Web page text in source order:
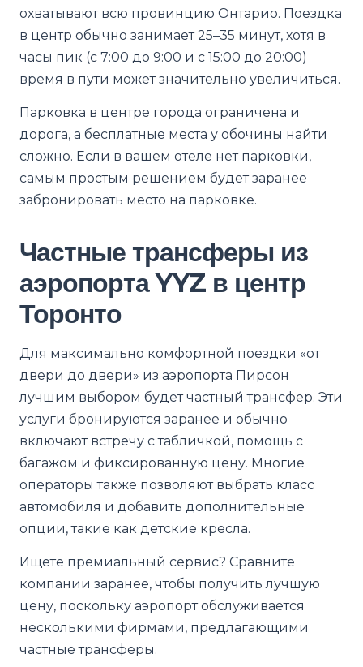
охватывают всю провинцию Онтарио. Поездка
в центр обычно занимает 25–35 минут, хотя в
часы пик (с 7:00 до 9:00 и с 15:00 до 20:00)
время в пути может значительно увеличиться.
Парковка в центре города ограничена и
дорога, а бесплатные места у обочины найти
сложно. Если в вашем отеле нет парковки,
самым простым решением будет заранее
забронировать место на парковке.
Частные трансферы из
аэропорта YYZ в центр
Торонто
Для максимально комфортной поездки «от
двери до двери» из аэропорта Пирсон
лучшим выбором будет частный трансфер. Эти
услуги бронируются заранее и обычно
включают встречу с табличкой, помощь с
багажом и фиксированную цену. Многие
операторы также позволяют выбрать класс
автомобиля и добавить дополнительные
опции, такие как детские кресла.
Ищете премиальный сервис? Сравните
компании заранее, чтобы получить лучшую
цену, поскольку аэропорт обслуживается
несколькими фирмами, предлагающими
частные трансферы.